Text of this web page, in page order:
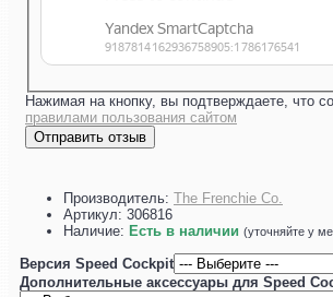
Нажимая на кнопку, вы подтверждаете, что
правилами пользования сайтом
Отправить отзыв
Производитель: The Frenchie Co.
Артикул: 306816
Наличие: Есть в наличии (уточняйте у
Версия Speed​​ Cockpit
Дополнительные аксессуары для Speed